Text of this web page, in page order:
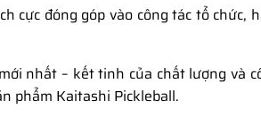
đóng góp vào công tác tổ chức,
nhất – kết tinh của chất lượng và
phẩm Kaitashi Pickleball.